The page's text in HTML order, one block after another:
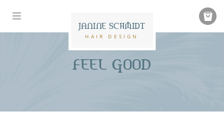
JANINE SCHMIDT
HAIR DESIGN
FEEL GOOD